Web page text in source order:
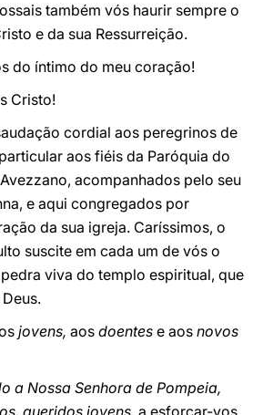
também vós haurir sempre o
e da sua Ressurreição.
do íntimo do meu coração!
Cristo!
cordial aos peregrinos de
aos fiéis da Paróquia do
acompanhados pelo seu
e aqui congregados por
da sua igreja. Caríssimos, o
suscite em cada um de vós o
viva do templo espiritual, que
jovens, aos doentes e aos novos
a Nossa Senhora de Pompeia,
queridos jovens, a esforçar-vos